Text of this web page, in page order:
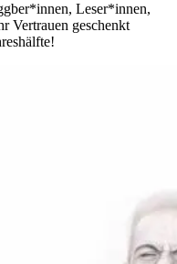
Leser*innen,
Vertrauen geschenkt